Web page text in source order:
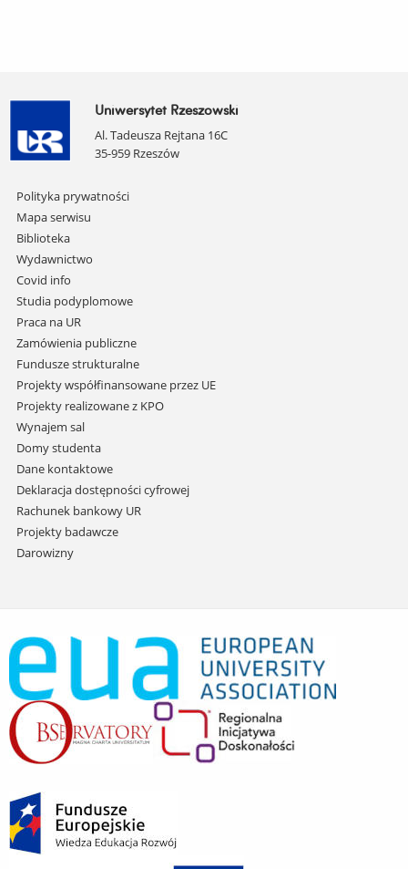
Uniwersytet Rzeszowski
Al. Tadeusza Rejtana 16C
35-959 Rzeszów
Pomiń
nawigację
i
przejdź
do
treści
Polityka prywatności
Mapa serwisu
Biblioteka
Wydawnictwo
Covid info
Studia podyplomowe
Praca na UR
Zamówienia publiczne
Fundusze strukturalne
Projekty współfinansowane przez UE
Projekty realizowane z KPO
Wynajem sal
Domy studenta
Dane kontaktowe
Deklaracja dostępności cyfrowej
Rachunek bankowy UR
Projekty badawcze
Darowizny